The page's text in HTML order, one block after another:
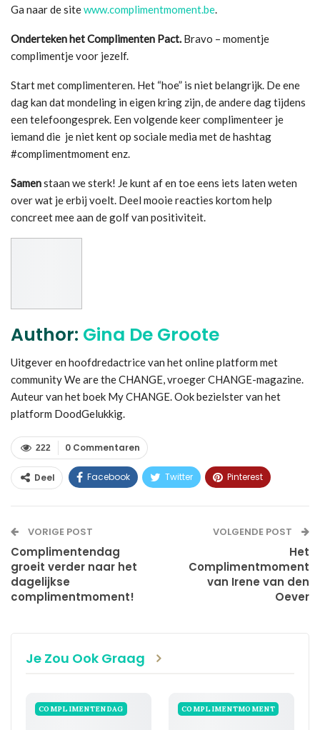
Ga naar de sitewww.complimentmoment.be.
Onderteken het Complimenten Pact. Bravo – momentje
complimentje voor jezelf.
Start met complimenteren. Het “hoe” is niet belangrijk. De ene
dag kan dat mondeling in eigen kring zijn, de andere dag tijdens
een telefoongesprek. Een volgende keer complimenteer je
iemand die je niet kent op sociale media met de hashtag
#complimentmoment enz.
Samenstaan we sterk! Je kunt af en toe eens iets laten weten
over wat je erbij voelt. Deel mooie reacties kortom help
concreet mee aan de golf van positiviteit.
Author: Gina De Groote
Uitgever en hoofdredactrice van het online platform met
community We are the CHANGE, vroeger CHANGE-magazine.
Auteur van het boek My CHANGE. Ook bezielster van het
platform DoodGelukkig.
0 Commentaren
222
Deel Facebook Twitter Pinterest
VORIGE POST
Complimentendag
groeit verder naar het
dagelijkse
complimentmoment!
VOLGENDE POST
Het
Complimentmoment
van Irene van den
Oever
Je Zou Ook Graag
COMPLIMENTENDAG COMPLIMENTMOMENT